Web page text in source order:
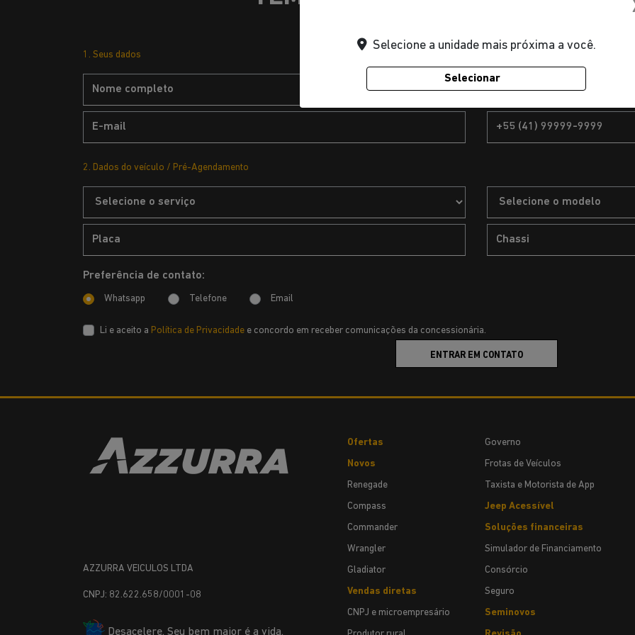
1. Seus dados
2. Dados do veículo / Pré-Agendamento
Preferência de contato:
Whatsapp Telefone Email
Li e aceito a Política de Privacidade e concordo em receber comunicações da concessionária.
ENTRAR EM CONTATO
AZZURRA VEICULOS LTDA
CNPJ: 82.622.658/0001-08
Desacelere. Seu bem maior é a vida.
Ofertas
Novos
Renegade
Compass
Commander
Wrangler
Gladiator
Vendas diretas
CNPJ e microempresário
Governo
Frotas de Veículos
Taxista e Motorista de App
Jeep Acessível
Soluções financeiras
Simulador de Financiamento
Consórcio
Seguro
Seminovos
Selecione a unidade mais próxima a você.
Selecionar